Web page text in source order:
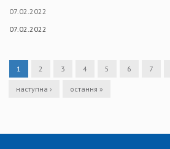
07.02.2022
07.02.2022
1 2 3 4 5 6 7
наступна › остання »